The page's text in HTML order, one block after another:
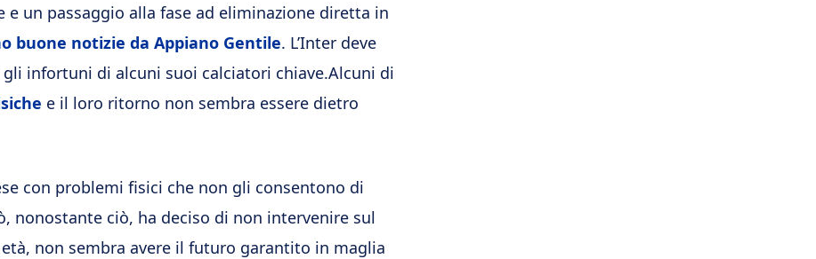
un passaggio alla fase ad eliminazione diretta in
buone notizie da Appiano Gentile. L’Inter deve
infortuni di alcuni suoi calciatori chiave.Alcuni di
e il loro ritorno non sembra essere dietro
con problemi fisici che non gli consentono di
nonostante ciò, ha deciso di non intervenire sul
non sembra avere il futuro garantito in maglia